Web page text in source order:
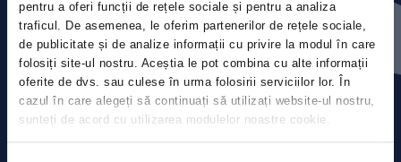
pentru a oferi funcții de rețele sociale și pentru a analiza
traficul. De asemenea, le oferim partenerilor de rețele sociale,
de publicitate și de analize informații cu privire la modul în care
folosiți site-ul nostru. Aceștia le pot combina cu alte informații
oferite de dvs. sau culese în urma folosirii serviciilor lor. În
cazul în care alegeți să continuați să utilizați website-ul nostru,
sunteți de acord cu utilizarea modulelor noastre cookie.
Press releases
Privacy Policy